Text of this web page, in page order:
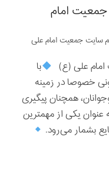
جمعیت امام
سایت جمعیت امام علی
امام علی (ع)
با
خصوصا در زمینه
همچنان پیگیری
یکی از مهمترین
بشمار می‌رود.